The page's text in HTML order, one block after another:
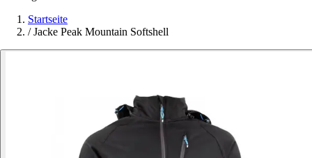
Startseite
/ Jacke Peak Mountain Softshell